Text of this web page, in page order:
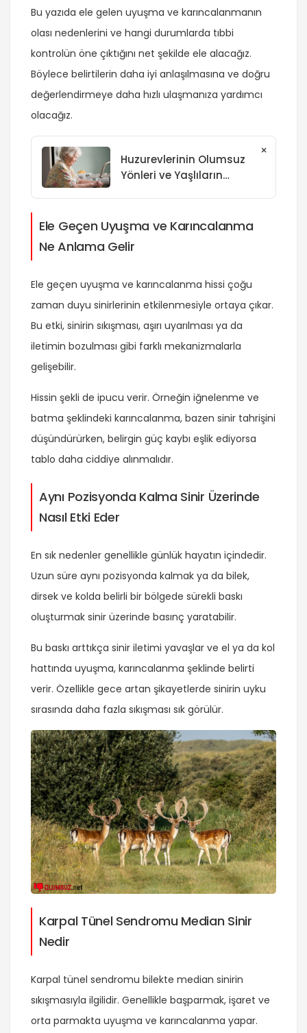
Bu yazıda ele gelen uyuşma ve karıncalanmanın
olası nedenlerini ve hangi durumlarda tıbbi
kontrolün öne çıktığını net şekilde ele alacağız.
Böylece belirtilerin daha iyi anlaşılmasına ve doğru
değerlendirmeye daha hızlı ulaşmanıza yardımcı
olacağız.
Huzurevlerinin Olumsuz
Yönleri ve Yaşlıların
×
Ele Geçen Uyuşma ve Karıncalanma
Ne Anlama Gelir
Ele geçen uyuşma ve karıncalanma hissi çoğu
zaman duyu sinirlerinin etkilenmesiyle ortaya çıkar.
Bu etki, sinirin sıkışması, aşırı uyarılması ya da
iletimin bozulması gibi farklı mekanizmalarla
gelişebilir.
Hissin şekli de ipucu verir. Örneğin iğnelenme ve
batma şeklindeki karıncalanma, bazen sinir tahrişini
düşündürürken, belirgin güç kaybı eşlik ediyorsa
tablo daha ciddiye alınmalıdır.
Aynı Pozisyonda Kalma Sinir Üzerinde
Nasıl Etki Eder
En sık nedenler genellikle günlük hayatın içindedir.
Uzun süre aynı pozisyonda kalmak ya da bilek,
dirsek ve kolda belirli bir bölgede sürekli baskı
oluşturmak sinir üzerinde basınç yaratabilir.
Bu baskı arttıkça sinir iletimi yavaşlar ve el ya da kol
hattında uyuşma, karıncalanma şeklinde belirti
verir. Özellikle gece artan şikayetlerde sinirin uyku
sırasında daha fazla sıkışması sık görülür.
Karpal Tünel Sendromu Median Sinir
Nedir
Karpal tünel sendromu bilekte median sinirin
sıkışmasıyla ilgilidir. Genellikle başparmak, işaret ve
orta parmakta uyuşma ve karıncalanma yapar.